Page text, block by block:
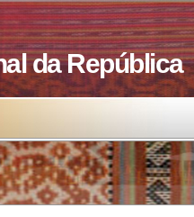
da República